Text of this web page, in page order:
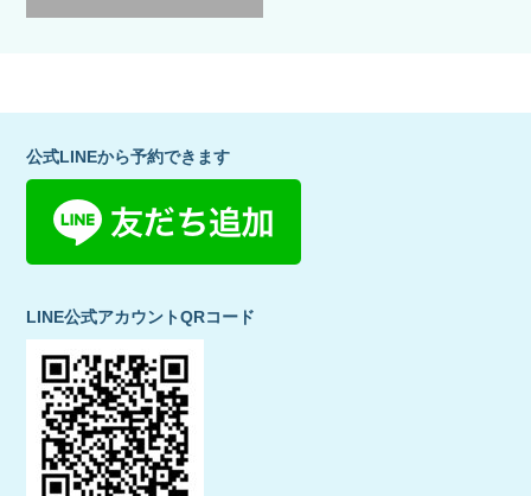
公式LINEから予約できます
LINE公式アカウントQRコード